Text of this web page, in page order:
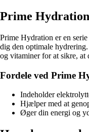
Prime
Prime Hydration er en
dig den optimale
og vitaminer for at sikre,
Fordele ved Prime
Indeholder
Hjælper med at
Øger din energi og